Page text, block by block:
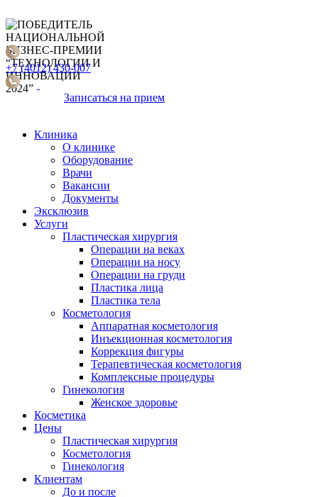
+7 (4012) 430-007
Записаться на прием
Клиника
О клинике
Оборудование
Врачи
Вакансии
Документы
Эксклюзив
Услуги
Пластическая хирургия
Операции на веках
Операции на носу
Операции на груди
Пластика лица
Пластика тела
Косметология
Аппаратная косметология
Инъекционная косметология
Коррекция фигуры
Терапевтическая косметология
Комплексные процедуры
Гинекология
Женское здоровье
Косметика
Цены
Пластическая хирургия
Косметология
Гинекология
Клиентам
До и после